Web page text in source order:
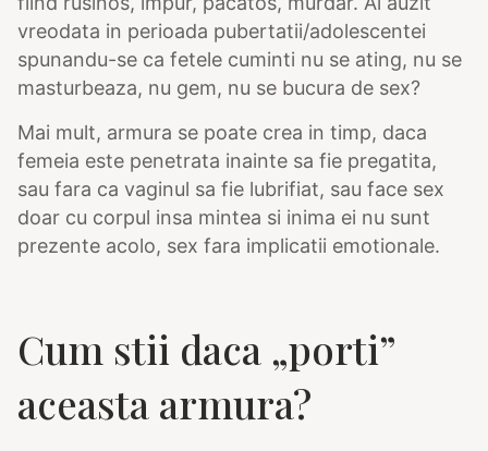
vreodata in perioada pubertatii/adolescentei
spunandu-se ca fetele cuminti nu se ating, nu se
masturbeaza, nu gem, nu se bucura de sex?
Mai mult, armura se poate crea in timp, daca
femeia este penetrata inainte sa fie pregatita,
sau fara ca vaginul sa fie lubrifiat, sau face sex
doar cu corpul insa mintea si inima ei nu sunt
prezente acolo, sex fara implicatii emotionale.
Cum stii daca „porti”
aceasta armura?